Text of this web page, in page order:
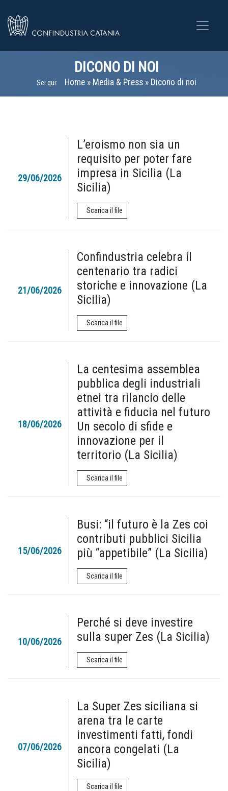
DICONO DI NOI
Sei qui: Home » Media & Press » Dicono di noi
29/06/2026
L’eroismo non sia un
requisito per poter fare
impresa in Sicilia (La
Sicilia)
Scarica il file
21/06/2026
Confindustria celebra il
centenario tra radici
storiche e innovazione (La
Sicilia)
Scarica il file
18/06/2026
La centesima assemblea
pubblica degli industriali
etnei tra rilancio delle
attività e fiducia nel futuro
Un secolo di sfide e
innovazione per il
territorio (La Sicilia)
Scarica il file
15/06/2026
Busi: “il futuro è la Zes coi
contributi pubblici Sicilia
più “appetibile” (La Sicilia)
Scarica il file
10/06/2026
Perché si deve investire
sulla super Zes (La Sicilia)
Scarica il file
07/06/2026
La Super Zes siciliana si
arena tra le carte
investimenti fatti, fondi
ancora congelati (La
Sicilia)
Scarica il file